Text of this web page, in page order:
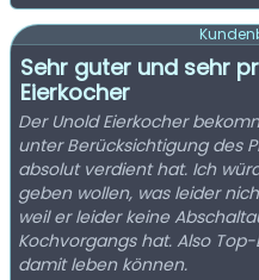
Sehr guter und sehr
Eierkocher
Der Unold Eierkocher
unter Berücksichtigung des
absolut verdient hat. Ich
geben wollen, was leider
weil er leider keine
Kochvorgangs hat. Also
damit leben können.